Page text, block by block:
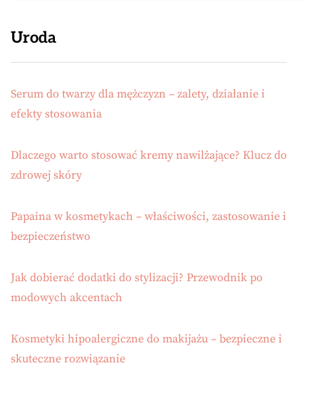
Uroda
Serum do twarzy dla mężczyzn – zalety, działanie i
efekty stosowania
Dlaczego warto stosować kremy nawilżające? Klucz do
zdrowej skóry
Papaina w kosmetykach – właściwości, zastosowanie i
bezpieczeństwo
Jak dobierać dodatki do stylizacji? Przewodnik po
modowych akcentach
Kosmetyki hipoalergiczne do makijażu – bezpieczne i
skuteczne rozwiązanie